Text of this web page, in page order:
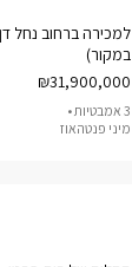
במקור)
₪31,900,000
3 אמבטיות •
מיני פנטהאוז